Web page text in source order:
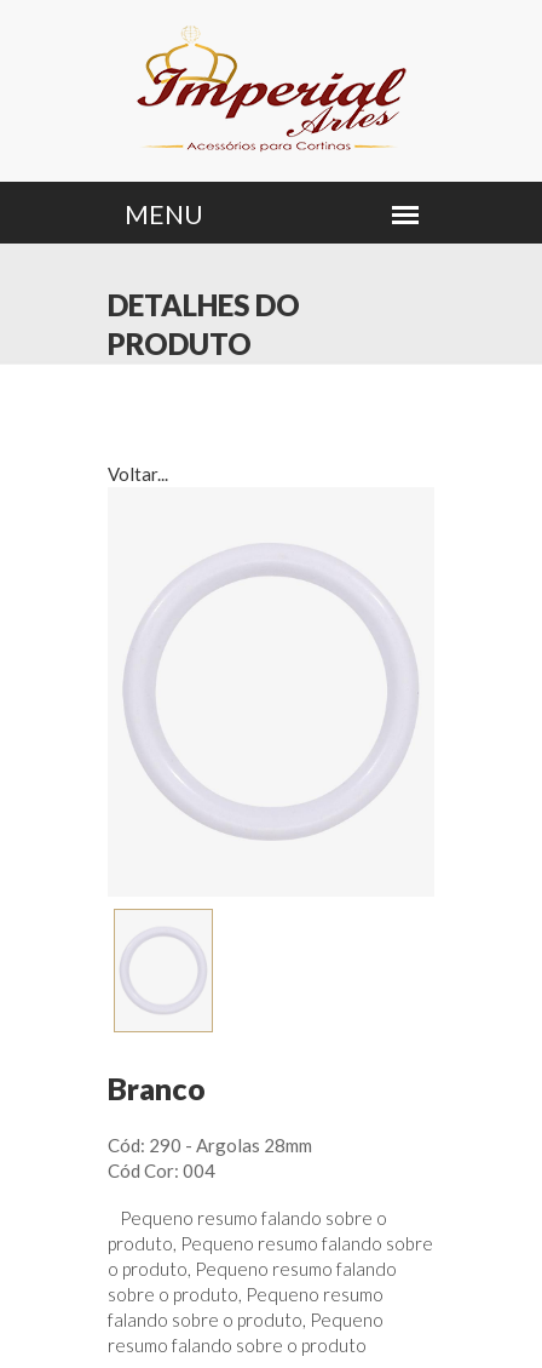
DETALHES DO
PRODUTO
Voltar...
Branco
Cód: 290 - Argolas 28mm
Cód Cor: 004
Pequeno resumo falando sobre o
produto, Pequeno resumo falando sobre
o produto, Pequeno resumo falando
sobre o produto, Pequeno resumo
falando sobre o produto, Pequeno
resumo falando sobre o produto